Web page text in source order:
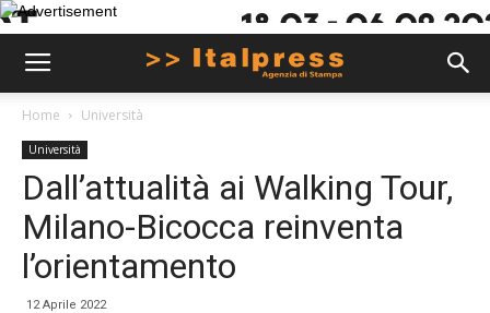
Home Università
Università
Dall’attualità ai Walking Tour,
Milano-Bicocca reinventa
l’orientamento
12 Aprile 2022